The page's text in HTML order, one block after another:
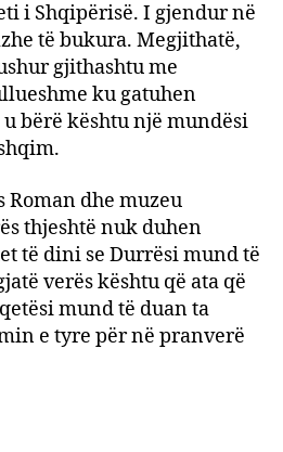
i Shqipërisë. I gjendur në
të bukura. Megjithatë,
gjithashtu me
ku gatuhen
bërë kështu një mundësi
dhe muzeu
thjeshtë nuk duhen
të dini se Durrësi mund të
verës kështu që ata që
mund të duan ta
e tyre për në pranverë